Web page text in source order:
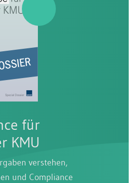
für
KMU
verstehen,
und Compliance